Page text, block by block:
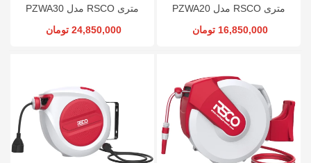
متری RSCO مدل PZWA20
16,850,000 تومان
متری RSCO مدل PZWA30
24,850,000 تومان